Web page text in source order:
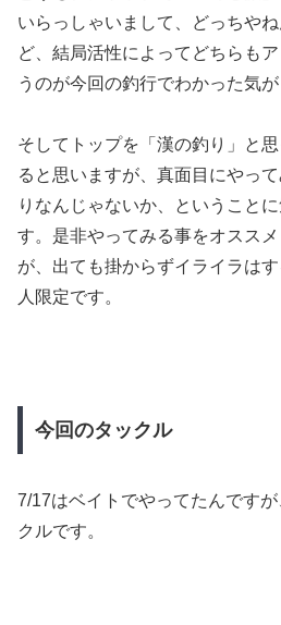
いらっしゃいまして、どっちや
ど、結局活性によってどちらも
うのが今回の釣行でわかった気が
そしてトップを「漢の釣り」と
ると思いますが、真面目にやっ
りなんじゃないか、ということ
す。是非やってみる事をオスス
が、出ても掛からずイライラは
人限定です。
今回のタックル
7/17はベイトでやってたんです
クルです。